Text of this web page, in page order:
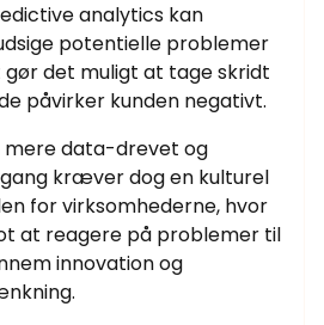
analytics kan
potentielle problemer
det muligt at tage skridt
påvirker kunden negativt.
mere data-drevet og
kræver dog en kulturel
for virksomhederne, hvor
at reagere på problemer til
innovation og